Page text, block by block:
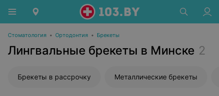
Стоматология • Ортодонтия • Брекеты
Лингвальные брекеты в Минске 2
Брекеты в рассрочку Металлические брекеты